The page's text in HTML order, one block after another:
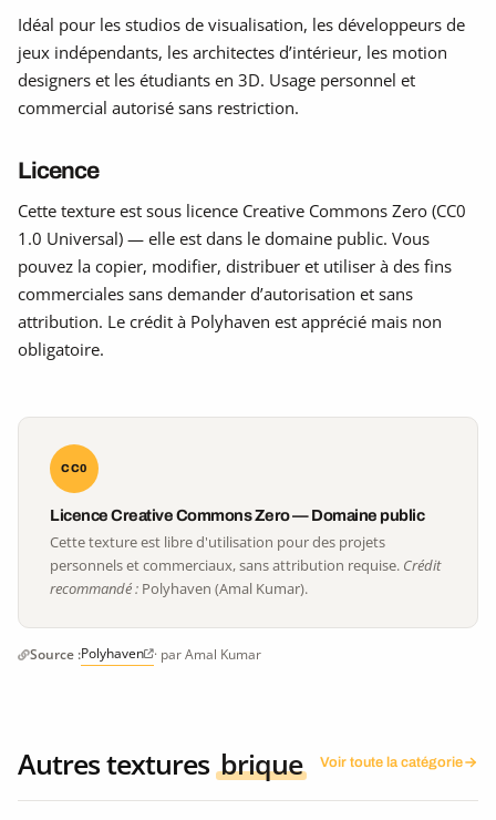
Idéal pour les studios de visualisation, les développeurs de
jeux indépendants, les architectes d’intérieur, les motion
designers et les étudiants en 3D. Usage personnel et
commercial autorisé sans restriction.
Licence
Cette texture est sous licence Creative Commons Zero (CC0
1.0 Universal) — elle est dans le domaine public. Vous
pouvez la copier, modifier, distribuer et utiliser à des fins
commerciales sans demander d’autorisation et sans
attribution. Le crédit à Polyhaven est apprécié mais non
obligatoire.
CC0
Licence Creative Commons Zero — Domaine public
Cette texture est libre d'utilisation pour des projets
personnels et commerciaux, sans attribution requise. Crédit
recommandé : Polyhaven (Amal Kumar).
Source :Polyhaven · par Amal Kumar
Autres textures brique Voir toute la catégorie